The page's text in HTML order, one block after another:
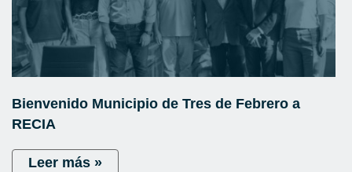
Bienvenido Municipio de Tres de Febrero a
RECIA
Leer más »